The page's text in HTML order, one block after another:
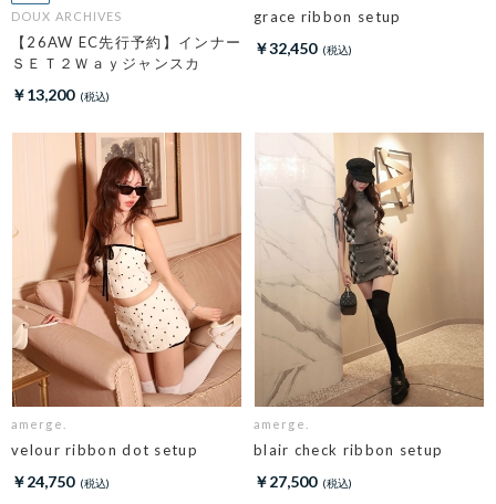
DOUX ARCHIVES
【26AW EC先行予約】インナー
ＳＥＴ２Ｗａｙジャンスカ
￥13,200
grace ribbon setup
￥32,450
amerge.
velour ribbon dot setup
￥24,750
amerge.
blair check ribbon setup
￥27,500